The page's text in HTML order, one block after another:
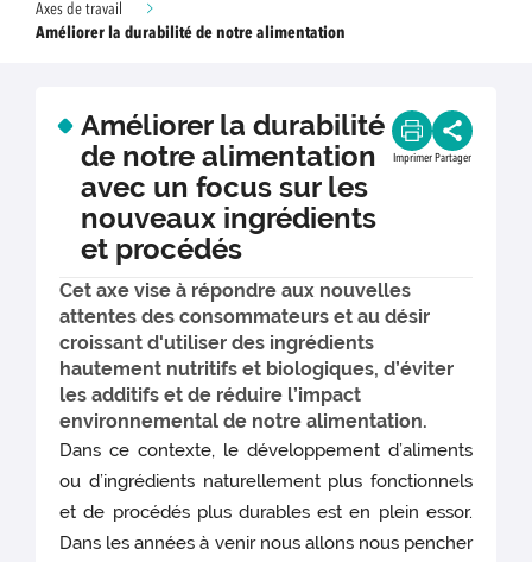
Axes de travail
Améliorer la durabilité de notre alimentation
Améliorer la durabilité
de notre alimentation
avec un focus sur les
nouveaux ingrédients
et procédés
Imprimer Partager
Cet axe vise à répondre aux nouvelles
attentes des consommateurs et au désir
croissant d'utiliser des ingrédients
hautement nutritifs et biologiques, d’éviter
les additifs et de réduire l’impact
environnemental de notre alimentation.
Dans ce contexte, le développement d’aliments
ou d’ingrédients naturellement plus fonctionnels
et de procédés plus durables est en plein essor.
Dans les années à venir nous allons nous pencher